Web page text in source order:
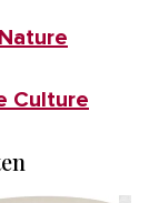
Culture